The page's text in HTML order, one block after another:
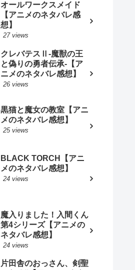
オールワークスメイド
【アニメのネタバレ感
想】
27 views
クレバテスⅡ-魔獣の王
と偽りの勇者伝承-【ア
ニメのネタバレ感想】
26 views
黒猫と魔女の教室【アニ
メのネタバレ感想】
25 views
BLACK TORCH【アニ
メのネタバレ感想】
24 views
魔入りました！入間くん
第4シリーズ【アニメの
ネタバレ感想】
24 views
片田舎のおっさん、剣聖